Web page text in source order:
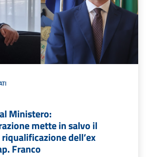
Ministero:
mette in salvo il
dell’ex
Franco